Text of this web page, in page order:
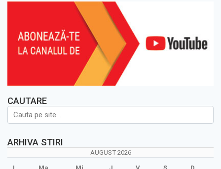
CAUTARE
ARHIVA STIRI
AUGUST 2026